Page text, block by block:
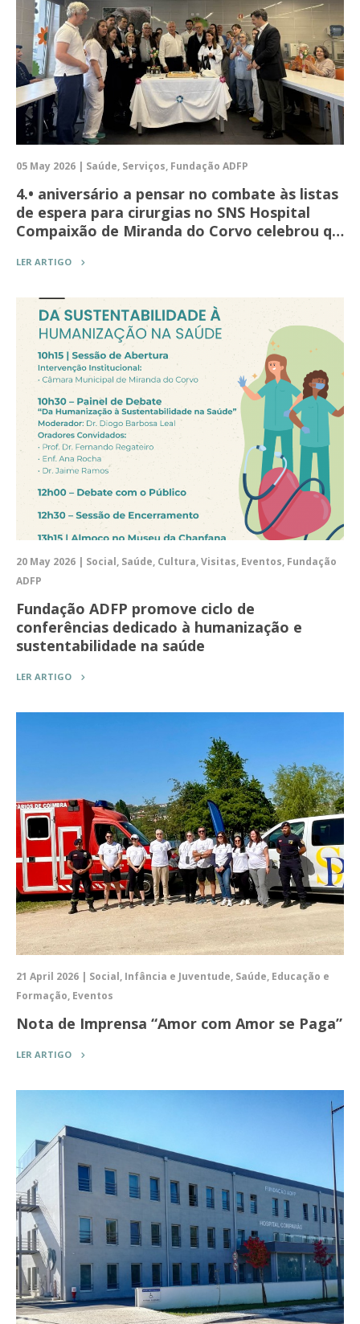
05 May 2026 | Saúde, Serviços, Fundação ADFP
4.• aniversário a pensar no combate às listas
de espera para cirurgias no SNS Hospital
Compaixão de Miranda do Corvo celebrou q…
LER ARTIGO
20 May 2026 | Social, Saúde, Cultura, Visitas, Eventos, Fundação
ADFP
Fundação ADFP promove ciclo de
conferências dedicado à humanização e
sustentabilidade na saúde
LER ARTIGO
21 April 2026 | Social, Infância e Juventude, Saúde, Educação e
Formação, Eventos
Nota de Imprensa “Amor com Amor se Paga”
LER ARTIGO